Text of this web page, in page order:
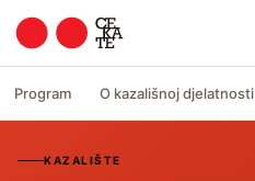
Program O kazališnoj djelatnosti
KAZALIŠTE